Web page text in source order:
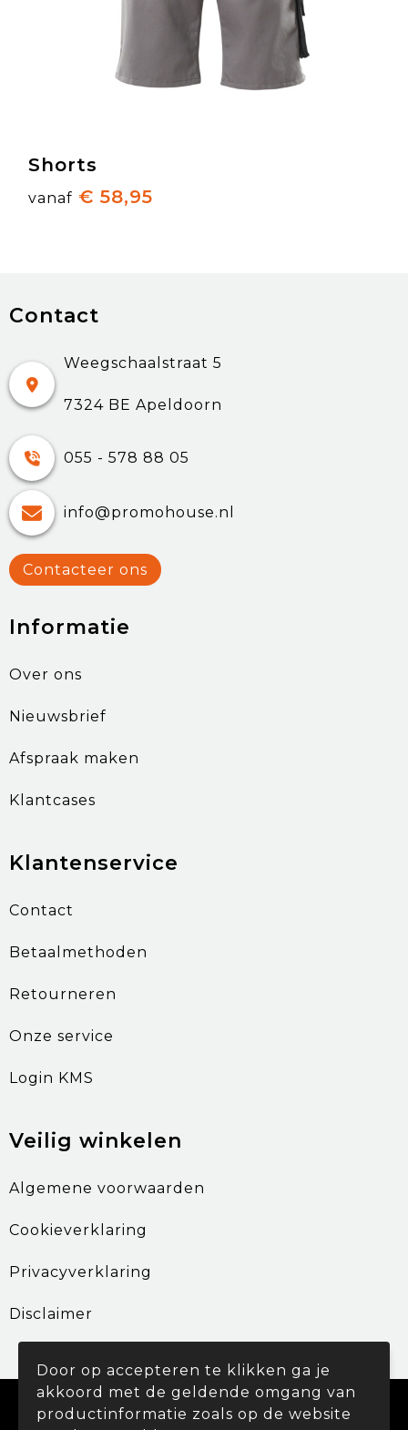
Shorts
vanaf € 58,95
Contact
Weegschaalstraat 5
7324 BE Apeldoorn
055 - 578 88 05
info@promohouse.nl
Contacteer ons
Informatie
Over ons
Nieuwsbrief
Afspraak maken
Klantcases
Klantenservice
Contact
Betaalmethoden
Retourneren
Onze service
Login KMS
Veilig winkelen
Algemene voorwaarden
Cookieverklaring
Privacyverklaring
Disclaimer
© Copyright Promohouse 2024
Door op accepteren te klikken ga je
akkoord met de geldende omgang van
productinformatie zoals op de website